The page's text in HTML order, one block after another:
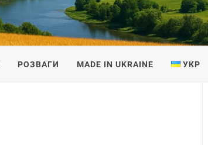
РОЗВАГИ MADE IN UKRAINE УКР